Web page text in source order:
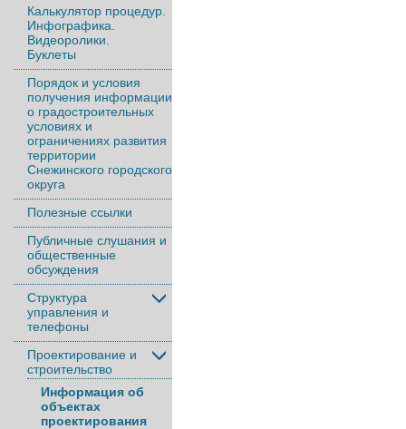
Калькулятор процедур.
Инфографика.
Видеоролики.
Буклеты
Порядок и условия
получения информации
о градостроительных
условиях и
ограничениях развития
территории
Снежинского городского
округа
Полезные ссылки
Публичные слушания и
общественные
обсуждения
Структура
управления и
телефоны
Проектирование и
строительство
Информация об
объектах
проектирования